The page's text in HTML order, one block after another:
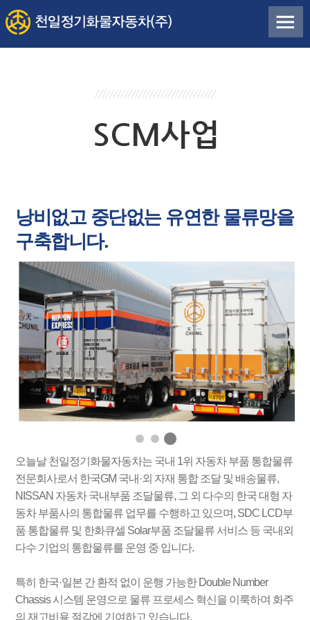
낭비없고 중단없는 유연한 물류망을
구축합니다.
오늘날 천일정기화물자동차는 국내 1위 자동차 부품 통합물류
전문회사로서 한국GM 국내·외 자재 통합 조달 및 배송물류,
NISSAN 자동차 국내부품 조달물류, 그 외 다수의 한국 대형 자
동차 부품사의 통합물류 업무를 수행하고 있으며, SDC LCD부
품 통합물류 및 한화큐셀 Solar부품 조달물류 서비스 등 국내외
다수 기업의 통합물류를 운영 중 입니다.
특히 한국·일본 간 환적 없이 운행 가능한 Double Number
Chassis 시스템 운영으로 물류 프로세스 혁신을 이룩하여 화주
의 재고비용 절감에 기여하고 있습니다.